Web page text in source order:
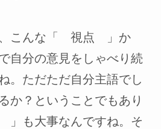
、こんな「 視点 」か
自分の意見をしゃべり続
。ただただ自分主語でし
か？ということでもあり
も大事なんですね。そ